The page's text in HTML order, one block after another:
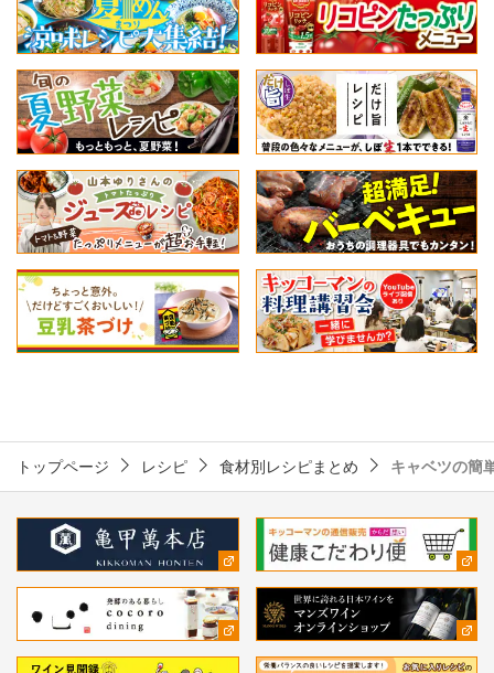
トップページ レシピ 食材別レシピまとめ キャベツの簡